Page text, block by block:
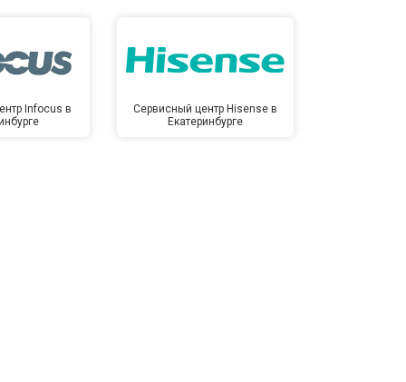
Infocus в
Сервисный центр Hisense в
Екатеринбурге